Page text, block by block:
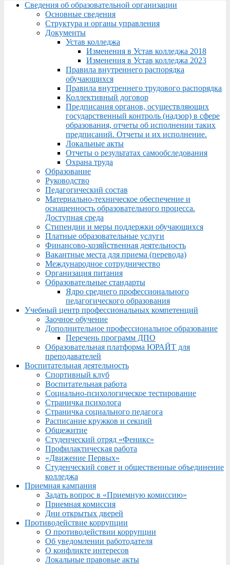
Menu
Сведения об образовательной организации
Основные сведения
Структура и органы управления
Документы
Устав колледжа
Изменения в Устав колледжа 2018
Изменения в Устав колледжа 2023
Правила внутреннего распорядка
обучающихся
Правила внутреннего трудового распорядка
Коллективный договор
Предписания органов, осуществляющих
государственный контроль (надзор) в сфере
образования, отчеты об исполнении таких
предписаний. Отчеты и их исполнение.
Локальные акты
Отчеты о результатах самообследования
Охрана труда
Образование
Руководство
Педагогический состав
Материально-техническое обеспечение и
оснащенность образовательного процесса.
Доступная среда
Стипендии и меры поддержки обучающихся
Платные образовательные услуги
Финансово-хозяйственная деятельность
Вакантные места для приема (перевода)
Международное сотрудничество
Организация питания
Образовательные стандарты
Ядро среднего профессионального
педагогического образования
Учебный центр профессиональных компетенций
Заочное обучение
Дополнительное профессиональное образование
Перечень программ ДПО
Образовательная платформа ЮРАЙТ для
преподавателей
Воспитательная деятельность
Спортивный клуб
Воспитательная работа
Социально-психологическое тестирование
Страничка психолога
Страничка социального педагога
Расписание кружков и секций
Общежитие
Студенческий отряд «Феникс»
Профилактическая работа
«Движение Первых»
Студенческий совет и общественные объединение
колледжа
Приемная кампания
Задать вопрос в «Приемную комиссию»
Приемная комиссия
Дни открытых дверей
Противодействие коррупции
О противодействии коррупции
Об уведомлении работодателя
О конфликте интересов
Локальные правовые акты